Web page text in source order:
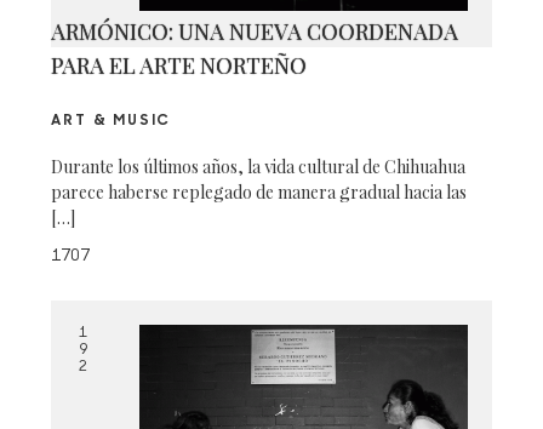
ARMÓNICO: UNA NUEVA COORDENADA
PARA EL ARTE NORTEÑO
ART & MUSIC
Durante los últimos años, la vida cultural de Chihuahua
parece haberse replegado de manera gradual hacia las
[…]
1707
1
9
2